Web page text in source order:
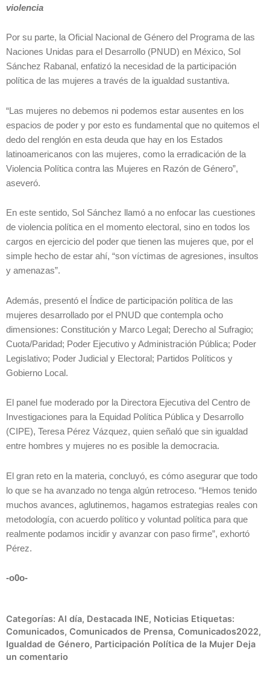
violencia
Por su parte, la Oficial Nacional de Género del Programa de las
Naciones Unidas para el Desarrollo (PNUD) en México, Sol
Sánchez Rabanal, enfatizó la necesidad de la participación
política de las mujeres a través de la igualdad sustantiva.
“Las mujeres no debemos ni podemos estar ausentes en los
espacios de poder y por esto es fundamental que no quitemos el
dedo del renglón en esta deuda que hay en los Estados
latinoamericanos con las mujeres, como la erradicación de la
Violencia Política contra las Mujeres en Razón de Género”,
aseveró.
En este sentido, Sol Sánchez llamó a no enfocar las cuestiones
de violencia política en el momento electoral, sino en todos los
cargos en ejercicio del poder que tienen las mujeres que, por el
simple hecho de estar ahí, “son víctimas de agresiones, insultos
y amenazas”.
Además, presentó el Índice de participación política de las
mujeres desarrollado por el PNUD que contempla ocho
dimensiones: Constitución y Marco Legal; Derecho al Sufragio;
Cuota/Paridad; Poder Ejecutivo y Administración Pública; Poder
Legislativo; Poder Judicial y Electoral; Partidos Políticos y
Gobierno Local.
El panel fue moderado por la Directora Ejecutiva del Centro de
Investigaciones para la Equidad Política Pública y Desarrollo
(CIPE), Teresa Pérez Vázquez, quien señaló que sin igualdad
entre hombres y mujeres no es posible la democracia.
El gran reto en la materia, concluyó, es cómo asegurar que todo
lo que se ha avanzado no tenga algún retroceso. “Hemos tenido
muchos avances, aglutinemos, hagamos estrategias reales con
metodología, con acuerdo político y voluntad política para que
realmente podamos incidir y avanzar con paso firme”, exhortó
Pérez.
-o0o-
Categorías: Al día, Destacada INE, Noticias Etiquetas:
Comunicados, Comunicados de Prensa, Comunicados2022,
Igualdad de Género, Participación Política de la Mujer Deja
un comentario